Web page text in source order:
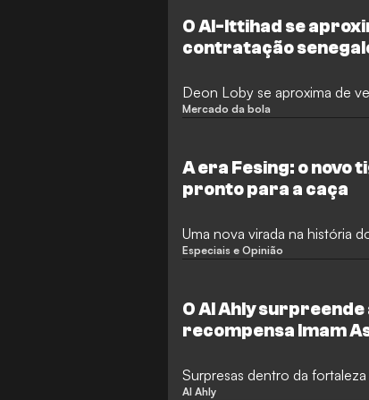
O Al-Ittihad se
contratação
Deon Loby se aproxima de
Mercado da bola
A era Fesing: o novo
pronto para a caça
Uma nova virada na história
Especiais e Opinião
O Al Ahly
recompensa Imam
Surpresas dentro da
Al Ahly